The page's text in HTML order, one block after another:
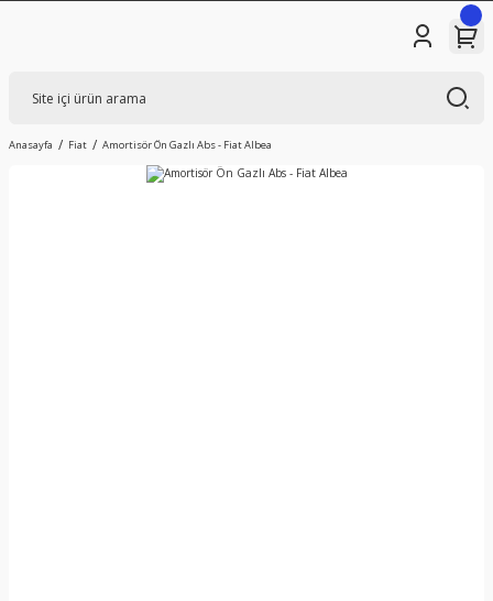
Anasayfa Fiat Amortisör Ön Gazlı Abs - Fiat Albea